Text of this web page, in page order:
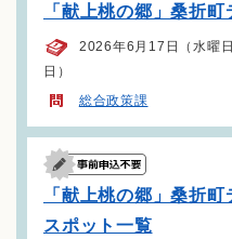
「献上桃の郷」桑折
2026年6月17日（水曜
日）
総合政策課
「献上桃の郷」桑折
スポット一覧